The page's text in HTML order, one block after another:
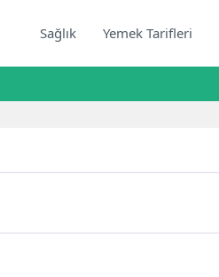
Sağlık Yemek Tarifleri